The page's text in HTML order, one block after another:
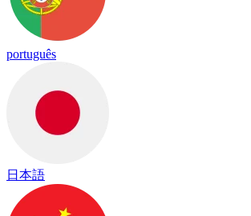
português
日本語